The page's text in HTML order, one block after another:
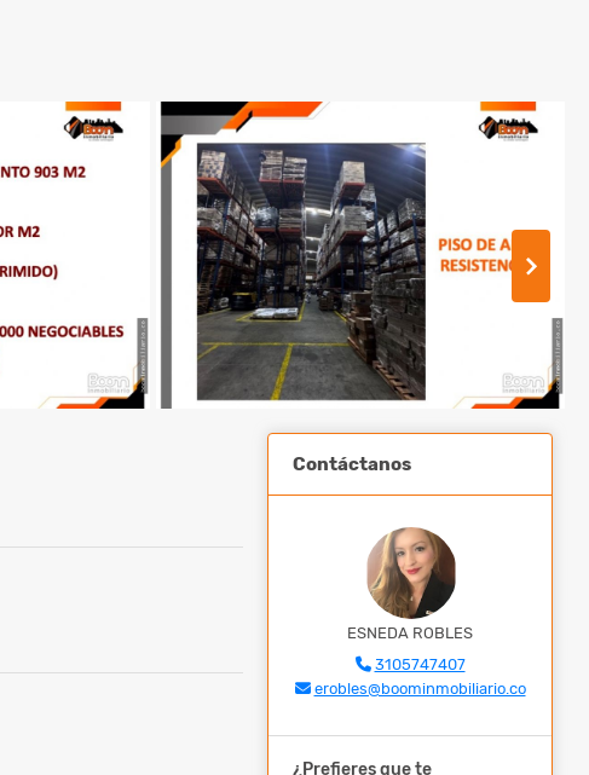
Contáctanos
ESNEDA ROBLES
3105747407
erobles@boominmobiliario.co
¿Prefieres que te